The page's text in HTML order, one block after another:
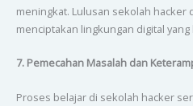
meningkat. Lulusan sekolah hacker
menciptakan lingkungan digital
7. Pemecahan Masalah dan
Proses belajar di sekolah hacker